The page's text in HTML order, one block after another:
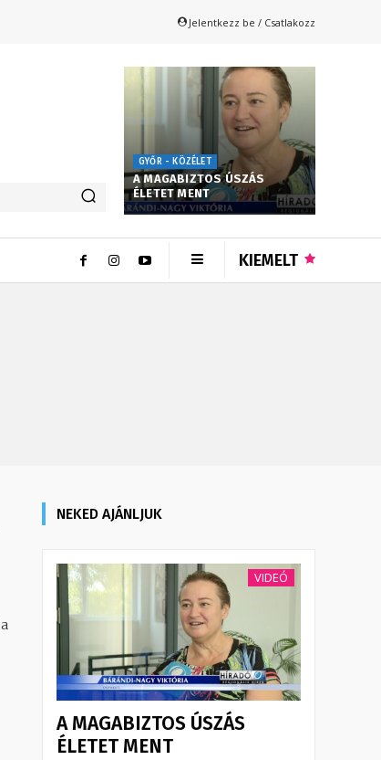
Jelentkezz be / Csatlakozz
GYŐR - KÖZÉLET
A MAGABIZTOS ÚSZÁS
ÉLETET MENT
KIEMELT
NEKED AJÁNLJUK
VIDEÓ
A MAGABIZTOS ÚSZÁS
ÉLETET MENT